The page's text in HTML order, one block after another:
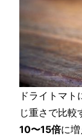
ドライトマト
じ重さで比較
10〜15倍に増